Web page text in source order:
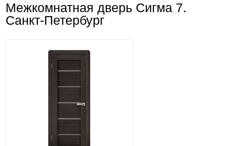
Межкомнатная дверь Сигма 7.
Санкт-Петербург